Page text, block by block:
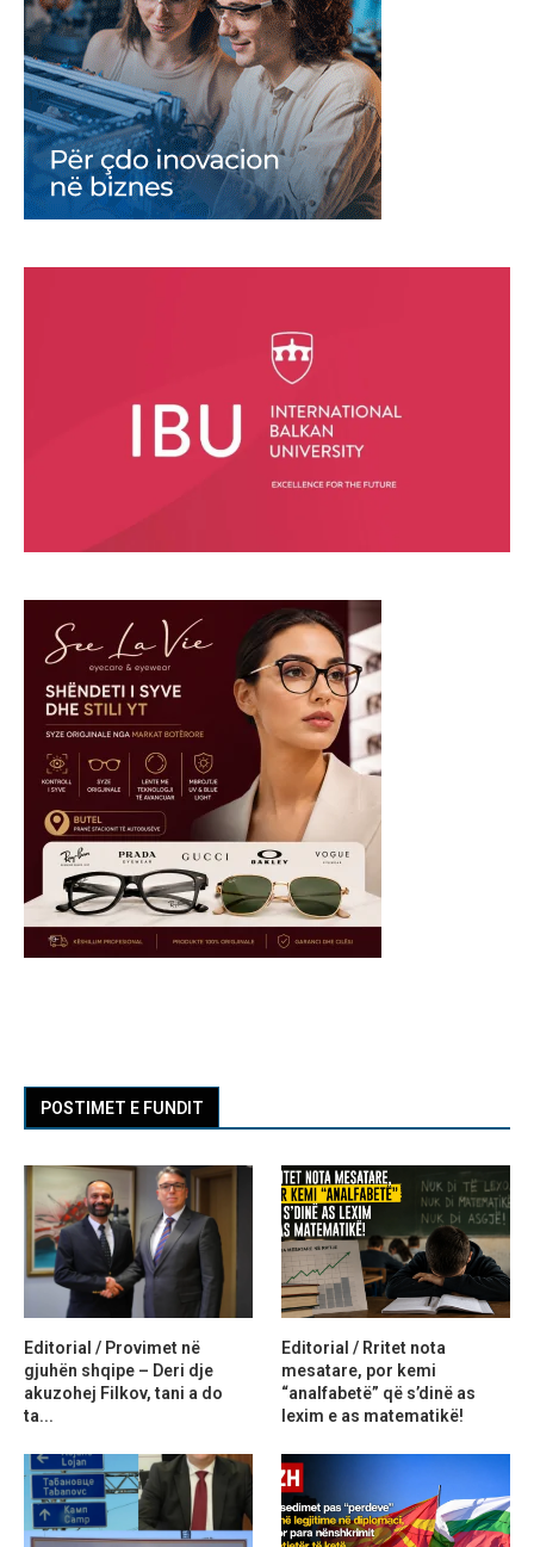
POSTIMET E FUNDIT
Editorial / Provimet në
gjuhën shqipe – Deri dje
akuzohej Filkov, tani a do
ta...
Editorial / Rritet nota
mesatare, por kemi
“analfabetë” që s’dinë as
lexim e as matematikë!